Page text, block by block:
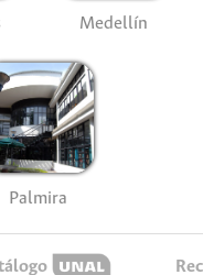
Medellín
Palmira